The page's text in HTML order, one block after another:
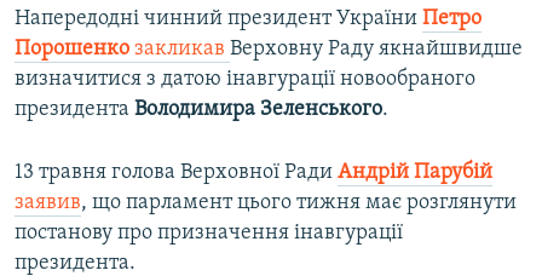
Напередодні чинний президент України Петро
Порошенко закликав Верховну Раду якнайшвидше
визначитися з датою інавгурації новообраного
президента Володимира Зеленського.
13 травня голова Верховної Ради Андрій Парубій
заявив, що парламент цього тижня має розглянути
постанову про призначення інавгурації
президента.